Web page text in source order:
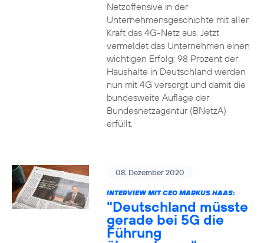
Netzoffensive in der
Unternehmensgeschichte mit aller
Kraft das 4G-Netz aus. Jetzt
vermeldet das Unternehmen einen
wichtigen Erfolg: 98 Prozent der
Haushalte in Deutschland werden
nun mit 4G versorgt und damit die
bundesweite Auflage der
Bundesnetzagentur (BNetzA)
erfüllt.
08. Dezember 2020
INTERVIEW MIT CEO MARKUS HAAS:
"Deutschland müsste
gerade bei 5G die
Führung